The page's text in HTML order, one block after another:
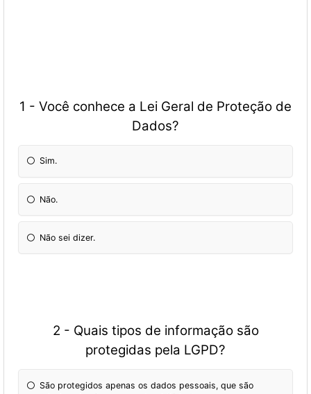
1 - Você conhece a Lei Geral de Proteção de
Dados?
Sim.
Não.
Não sei dizer.
2 - Quais tipos de informação são
protegidas pela LGPD?
São protegidos apenas os dados pessoais, que são